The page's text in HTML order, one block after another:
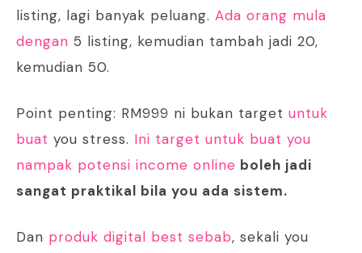
listing, lagi banyak peluang. Ada orang mula
dengan 5 listing, kemudian tambah jadi 20,
kemudian 50.
Point penting: RM999 ni bukan target untuk
buat you stress. Ini target untuk buat you
nampak potensi income online boleh jadi
sangat praktikal bila you ada sistem.
Dan produk digital best sebab, sekali you